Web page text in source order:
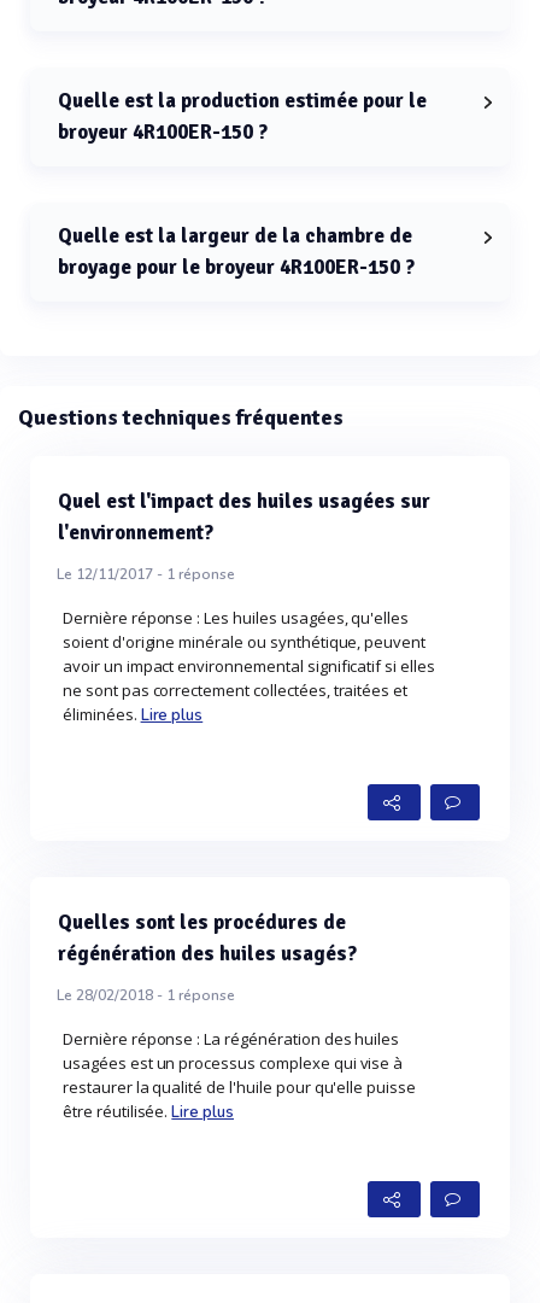
Quelle est la production estimée pour le
broyeur 4R100ER-150 ?
Quelle est la largeur de la chambre de
broyage pour le broyeur 4R100ER-150 ?
Questions techniques fréquentes
Quel est l'impact des huiles usagées sur
l'environnement?
Le 12/11/2017 - 1réponse
Dernière réponse : Les huiles usagées, qu'elles
soient d'origine minérale ou synthétique, peuvent
avoir un impact environnemental significatif si elles
ne sont pas correctement collectées, traitées et
éliminées. Lire plus
Quelles sont les procédures de
régénération des huiles usagés?
Le 28/02/2018 - 1réponse
Dernière réponse : La régénération des huiles
usagées est un processus complexe qui vise à
restaurer la qualité de l'huile pour qu'elle puisse
être réutilisée.Lire plus